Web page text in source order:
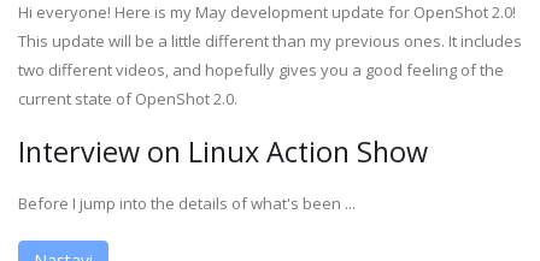
Hi everyone! Here is my May development update for OpenShot 2.0!
This update will be a little different than my previous ones. It includes
two different videos, and hopefully gives you a good feeling of the
current state of OpenShot 2.0.
Interview on Linux Action Show
Before I jump into the details of what's been ...